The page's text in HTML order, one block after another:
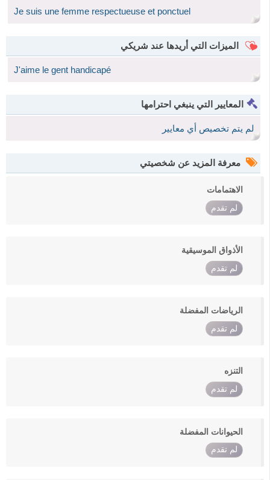
Je suis une femme respectueuse et ponctuel
الميزات التي أريدها عند شريكي
J'aime le gent handicapé
المعايير التي ينبغي احترامها
لم يتم تخصيص أي معايير
معرفة المزيد عن شخصيتي
الاهتمامات
لم تقدم
الأذواق الموسيقية
لم تقدم
الرياضات المفضلة
لم تقدم
التنزه
لم تقدم
الحيوانات المفضلة
لم تقدم